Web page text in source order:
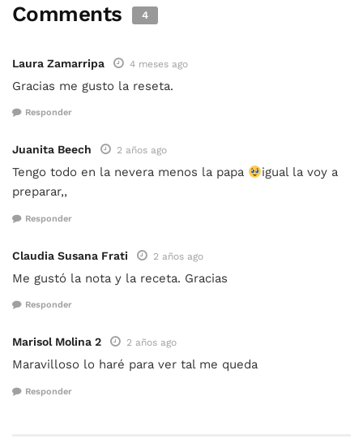
Comments 4
Laura Zamarripa 4 meses ago
Gracias me gusto la reseta.
Responder
Juanita Beech 2 años ago
Tengo todo en la nevera menos la papa
igual la voy a
preparar,,
Responder
Claudia Susana Frati 2 años ago
Me gustó la nota y la receta. Gracias
Responder
Marisol Molina 2 2 años ago
Maravilloso lo haré para ver tal me queda
Responder